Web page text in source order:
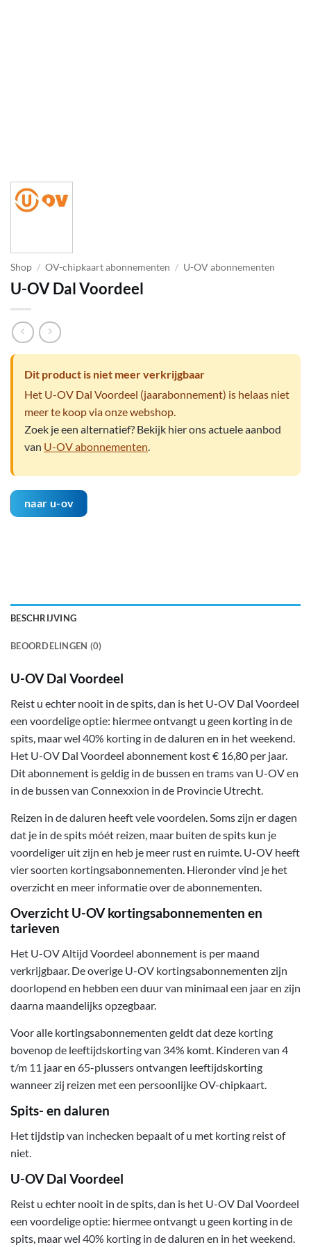
Shop / OV-chipkaart abonnementen / U-OV abonnementen
U-OV Dal Voordeel
Dit product is niet meer verkrijgbaar
Het U-OV Dal Voordeel (jaarabonnement) is helaas niet
meer te koop via onze webshop.
Zoek je een alternatief? Bekijk hier ons actuele aanbod
van U-OV abonnementen.
naar u-ov
BESCHRIJVING
BEOORDELINGEN (0)
U-OV Dal Voordeel
Reist u echter nooit in de spits, dan is het U-OV Dal Voordeel
een voordelige optie: hiermee ontvangt u geen korting in de
spits, maar wel 40% korting in de daluren en in het weekend.
Het U-OV Dal Voordeel abonnement kost € 16,80 per jaar.
Dit abonnement is geldig in de bussen en trams van U-OV en
in de bussen van Connexxion in de Provincie Utrecht.
Reizen in de daluren heeft vele voordelen. Soms zijn er dagen
dat je in de spits móét reizen, maar buiten de spits kun je
voordeliger uit zijn en heb je meer rust en ruimte. U-OV heeft
vier soorten kortingsabonnementen. Hieronder vind je het
overzicht en meer informatie over de abonnementen.
Overzicht U-OV kortingsabonnementen en
tarieven
Het U-OV Altijd Voordeel abonnement is per maand
verkrijgbaar. De overige U-OV kortingsabonnementen zijn
doorlopend en hebben een duur van minimaal een jaar en zijn
daarna maandelijks opzegbaar.
Voor alle kortingsabonnementen geldt dat deze korting
bovenop de leeftijdskorting van 34% komt. Kinderen van 4
t/m 11 jaar en 65-plussers ontvangen leeftijdskorting
wanneer zij reizen met een persoonlijke OV-chipkaart.
Spits- en daluren
Het tijdstip van inchecken bepaalt of u met korting reist of
niet.
U-OV Dal Voordeel
Reist u echter nooit in de spits, dan is het U-OV Dal Voordeel
een voordelige optie: hiermee ontvangt u geen korting in de
spits, maar wel 40% korting in de daluren en in het weekend.